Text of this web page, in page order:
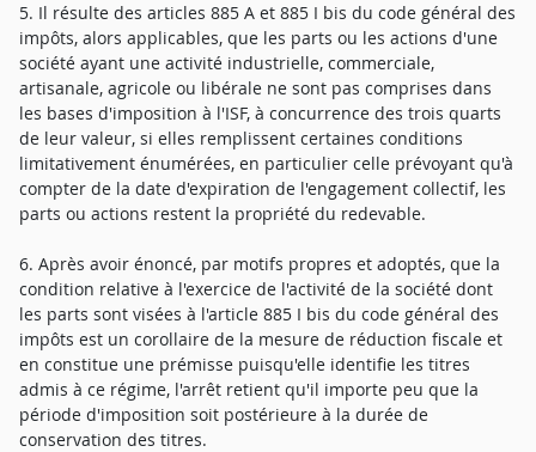
5. Il résulte des articles 885 A et 885 I bis du code général des
impôts, alors applicables, que les parts ou les actions d'une
société ayant une activité industrielle, commerciale,
artisanale, agricole ou libérale ne sont pas comprises dans
les bases d'imposition à l'ISF, à concurrence des trois quarts
de leur valeur, si elles remplissent certaines conditions
limitativement énumérées, en particulier celle prévoyant qu'à
compter de la date d'expiration de l'engagement collectif, les
parts ou actions restent la propriété du redevable.
6. Après avoir énoncé, par motifs propres et adoptés, que la
condition relative à l'exercice de l'activité de la société dont
les parts sont visées à l'article 885 I bis du code général des
impôts est un corollaire de la mesure de réduction fiscale et
en constitue une prémisse puisqu'elle identifie les titres
admis à ce régime, l'arrêt retient qu'il importe peu que la
période d'imposition soit postérieure à la durée de
conservation des titres.